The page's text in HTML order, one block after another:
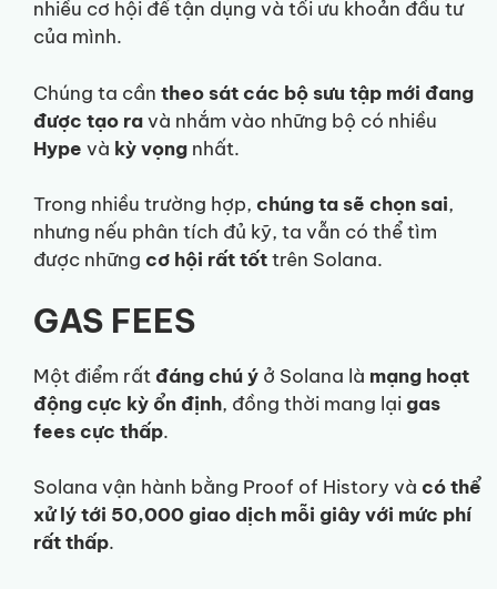
nhiều cơ hội để tận dụng và tối ưu khoản đầu tư
của mình.
Chúng ta cần theo sát các bộ sưu tập mới đang
được tạo ravà nhắm vào những bộ có nhiều
Hype và kỳ vọng nhất.
Trong nhiều trường hợp, chúng ta sẽ chọn sai,
nhưng nếu phân tích đủ kỹ, ta vẫn có thể tìm
được những cơ hội rất tốttrên Solana.
GAS FEES
Một điểm rất đáng chú ý ở Solana là mạng hoạt
động cực kỳ ổn định, đồng thời mang lại gas
fees cực thấp.
Solana vận hành bằng Proof of History và có thể
xử lý tới 50,000 giao dịch mỗi giây với mức phí
rất thấp.